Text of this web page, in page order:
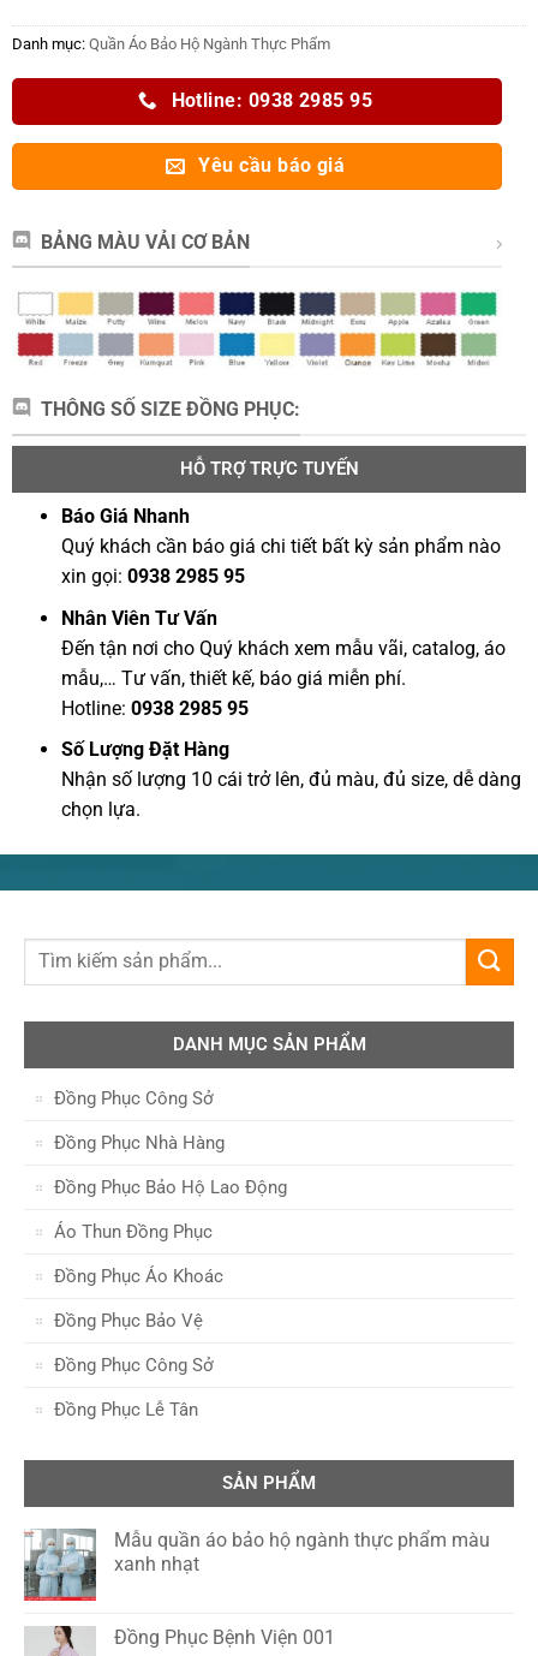
Danh mục: Quần Áo Bảo Hộ Ngành Thực Phẩm
Hotline: 0938 2985 95
Yêu cầu báo giá
BẢNG MÀU VẢI CƠ BẢN
THÔNG SỐ SIZE ĐỒNG PHỤC:
HỖ TRỢ TRỰC TUYẾN
Báo Giá Nhanh
Quý khách cần báo giá chi tiết bất kỳ sản phẩm nào
xin gọi:0938 2985 95
Nhân Viên Tư Vấn
Đến tận nơi cho Quý khách xem mẫu vãi, catalog, áo
mẫu,… Tư vấn, thiết kế, báo giá miễn phí.
Hotline: 0938 2985 95
Số Lượng Đặt Hàng
Nhận số lượng 10 cái trở lên, đủ màu, đủ size, dễ dàng
chọn lựa.
DANH MỤC SẢN PHẨM
Đồng Phục Công Sở
Đồng Phục Nhà Hàng
Đồng Phục Bảo Hộ Lao Động
Áo Thun Đồng Phục
Đồng Phục Áo Khoác
Đồng Phục Bảo Vệ
Đồng Phục Công Sở
Đồng Phục Lễ Tân
SẢN PHẨM
Mẫu quần áo bảo hộ ngành thực phẩm màu
xanh nhạt
Đồng Phục Bệnh Viện 001